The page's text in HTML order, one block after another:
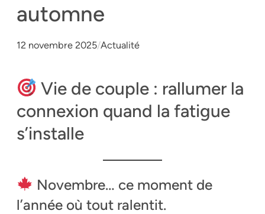
automne
12 novembre 2025/Actualité
Vie de couple : rallumer la
connexion quand la fatigue
s’installe
Novembre… ce moment de
l’année où tout ralentit.